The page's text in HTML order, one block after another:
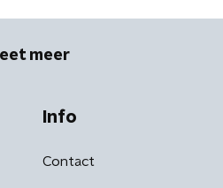
meer
Info
Contact